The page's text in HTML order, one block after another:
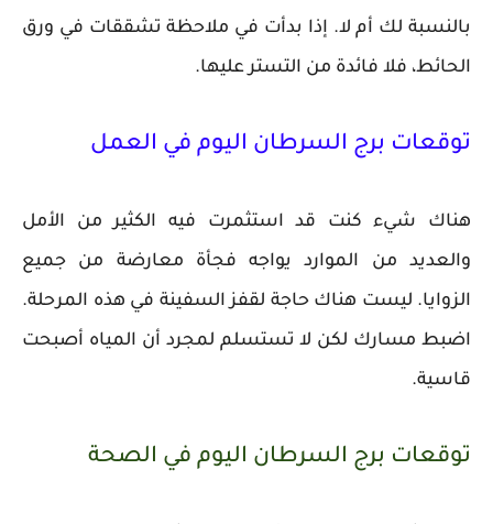
بالنسبة لك أم لا. إذا بدأت في ملاحظة تشققات في ورق
الحائط، فلا فائدة من التستر عليها.
توقعات برج السرطان اليوم في العمل
هناك شيء كنت قد استثمرت فيه الكثير من الأمل
والعديد من الموارد يواجه فجأة معارضة من جميع
الزوايا. ليست هناك حاجة لقفز السفينة في هذه المرحلة.
اضبط مسارك لكن لا تستسلم لمجرد أن المياه أصبحت
قاسية.
توقعات برج السرطان اليوم في الصحة